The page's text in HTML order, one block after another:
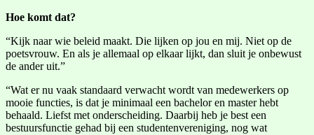
Hoe komt dat?
“Kijk naar wie beleid maakt. Die lijken op jou en mij. Niet op de
poetsvrouw. En als je allemaal op elkaar lijkt, dan sluit je onbewust
de ander uit.”
“Wat er nu vaak standaard verwacht wordt van medewerkers op
mooie functies, is dat je minimaal een bachelor en master hebt
behaald. Liefst met onderscheiding. Daarbij heb je best een
bestuursfunctie gehad bij een studentenvereniging, nog wat